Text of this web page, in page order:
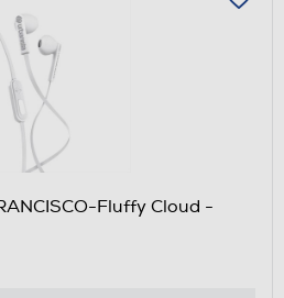
Fluffy Cloud -